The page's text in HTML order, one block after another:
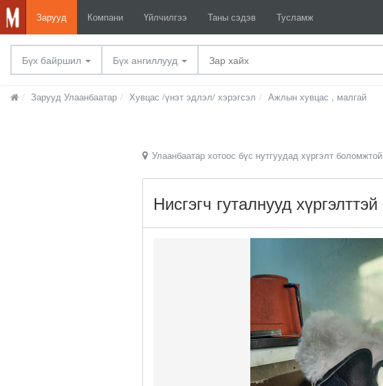
Зарууд Компани Үйлчилгээ Таны сэдэв Тусламж
Бүх байршил Бүх ангиллууд
Зарууд Улаанбаатар Хувцас /үнэт эдлэл/ хэрэгсэл Ажлын хувцас , малгай
Улаанбаатар хотоос бүс нутгуудад хүргэлт боломжтой
Нисгэгч гуталнууд хүргэлттэй